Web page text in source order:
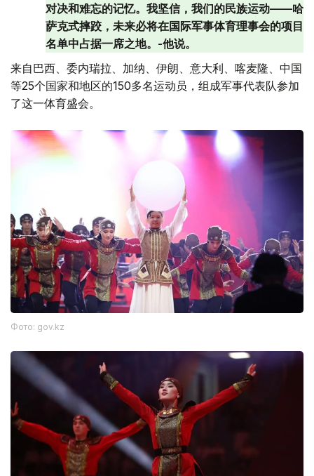
对决和难忘的记忆。我坚信，我们的民族运动——哈
萨克式摔跤，未来必将在国际军事体育理事会的项目
名单中占据一席之地。-他说。
来自巴西、委内瑞拉、加纳、伊朗、意大利、喀麦隆、中国
等25个国家和地区的150多名运动员，组成军事代表队参加
了这一体育盛会。
Фото: gov.kz